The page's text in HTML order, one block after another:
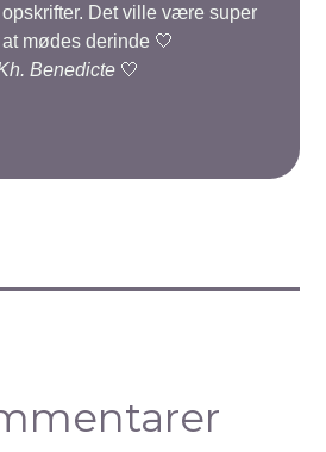
Det ville være super
mødes derinde 🤍
Benedicte🤍